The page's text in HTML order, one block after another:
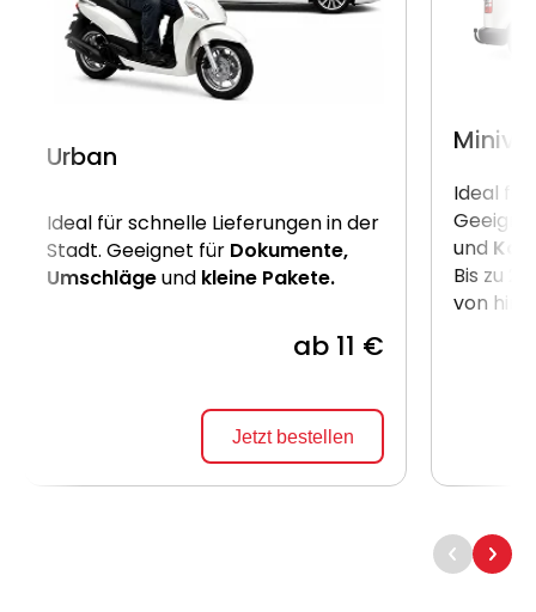
Urban
Ideal für schnelle Lieferungen in der
Stadt. Geeignet für Dokumente,
Umschlägeund kleine Pakete.
ab 11 €
Jetzt bestellen
Ideal für
und
Bis zu 2
von